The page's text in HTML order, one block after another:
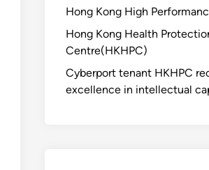
Hong Kong High
Hong Kong Health
Centre(HKHPC)
Cyberport tenant HKHPC
excellence in intellectual